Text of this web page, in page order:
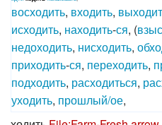
восходить входить
исходить находить-ся , (
недоходить нисходить
приходить-ся переходить
подходить расходиться
уходить прошлый/ое